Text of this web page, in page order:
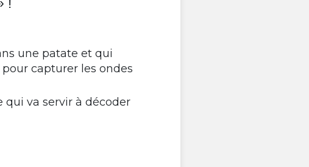
une patate et qui
capturer les ondes
qui va servir à décoder